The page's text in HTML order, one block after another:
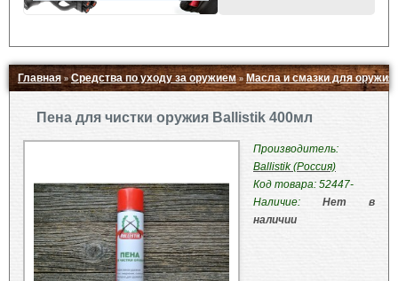
Главная»Средства по уходу за оружием» Масла и смазки для оружия
Пена для чистки оружия Ballistik 400мл
Производитель:
Ballistik (Россия)
Код товара: 52447-
Наличие: Нет в
наличии